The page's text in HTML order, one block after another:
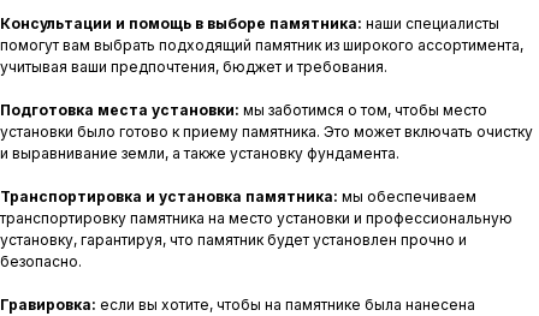
Консультации и помощь в выборе памятника: наши специалисты
помогут вам выбрать подходящий памятник из широкого ассортимента,
учитывая ваши предпочтения, бюджет и требования.
Подготовка места установки: мы заботимся о том, чтобы место
установки было готово к приему памятника. Это может включать очистку
и выравнивание земли, а также установку фундамента.
Транспортировка и установка памятника: мы обеспечиваем
транспортировку памятника на место установки и профессиональную
установку, гарантируя, что памятник будет установлен прочно и
безопасно.
Гравировка: если вы хотите, чтобы на памятнике была нанесена